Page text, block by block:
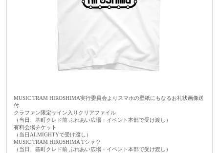
●東京都●
・ハシグチカナデリヤ
MUSIC TRAM HIROSHIMA実行委員会よりスマホの壁紙にもなるお礼状画像送
付
クラファン限定サイン入りクリアファイル
（当日、基町クレド前 ふれあい広場・イベント本部で受け渡し）
有料会場チケット
（当日ALMIGHTYで受け渡し）
MUSIC TRAM HIROSHIMA Tシャツ
（当日、基町クレド前 ふれあい広場・イベント本部で受け渡し）